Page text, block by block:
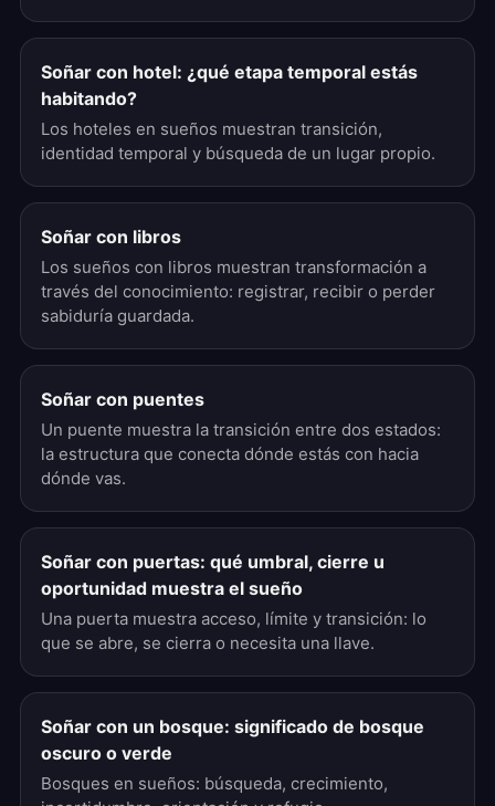
Soñar con hotel: ¿qué etapa temporal estás
habitando?
Los hoteles en sueños muestran transición,
identidad temporal y búsqueda de un lugar propio.
Soñar con libros
Los sueños con libros muestran transformación a
través del conocimiento: registrar, recibir o perder
sabiduría guardada.
Soñar con puentes
Un puente muestra la transición entre dos estados:
la estructura que conecta dónde estás con hacia
dónde vas.
Soñar con puertas: qué umbral, cierre u
oportunidad muestra el sueño
Una puerta muestra acceso, límite y transición: lo
que se abre, se cierra o necesita una llave.
Soñar con un bosque: significado de bosque
oscuro o verde
Bosques en sueños: búsqueda, crecimiento,